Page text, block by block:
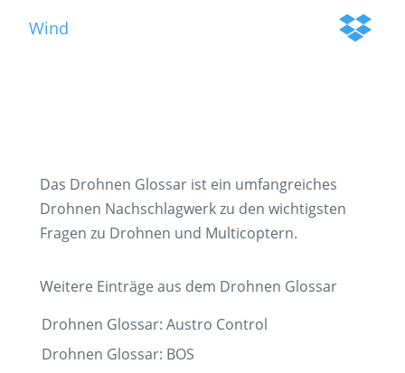
Wind
Das Drohnen Glossar ist ein umfangreiches
Drohnen Nachschlagwerk zu den wichtigsten
Fragen zu Drohnen und Multicoptern.
Weitere Einträge aus dem Drohnen Glossar
Drohnen Glossar: Austro Control
Drohnen Glossar: BOS